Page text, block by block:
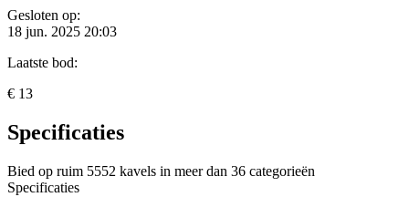
Gesloten op:
18 jun. 2025 20:03
Laatste bod:
€ 13
Specificaties
Bied op ruim 5552 kavels in meer dan 36 categorieën
Specificaties